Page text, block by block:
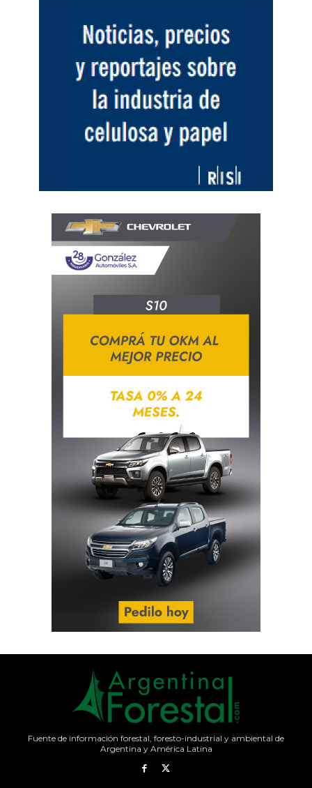
Fuente de información forestal, foresto-industrial y ambiental de
Argentina y América Latina